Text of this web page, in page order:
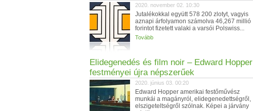
2020. november 02. 10:30
Jutalékokkal együtt 578 200 zlotyt, vagyis
aznapi árfolyamon számolva 46,267 millió
forintot fizetett valaki a varsói Polswiss...
Tovább
Elidegenedés és film noir – Edward Hopper
festményei újra népszerűek
2020. június 03. 00:20
Edward Hopper amerikai festőművész
munkái a magányról, elidegenedettségről,
elszigeteltségről szólnak. Képei a járvány